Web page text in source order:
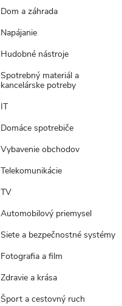
Dom a záhrada
Napájanie
Hudobné nástroje
Spotrebný materiál a
kancelárske potreby
IT
Domáce spotrebiče
Vybavenie obchodov
Telekomunikácie
TV
Automobilový priemysel
Siete a bezpečnostné systémy
Fotografia a film
Zdravie a krása
Šport a cestovný ruch